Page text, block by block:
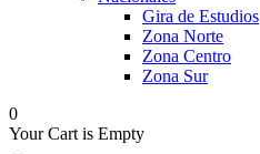
Gira de Estudios
Zona Norte
Zona Centro
Zona Sur
0
Your Cart is Empty